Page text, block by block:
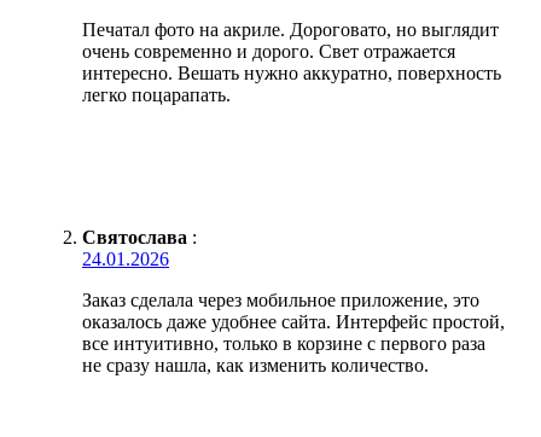
Печатал фото на акриле. Дороговато, но выглядит
очень современно и дорого. Свет отражается
интересно. Вешать нужно аккуратно, поверхность
легко поцарапать.
Святослава :
24.01.2026
Заказ сделала через мобильное приложение, это
оказалось даже удобнее сайта. Интерфейс простой,
все интуитивно, только в корзине с первого раза
не сразу нашла, как изменить количество.